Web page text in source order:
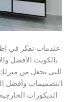
عندمات تفكر في
بالكويت الأفضل
التي تجعل من
التصميمات وأفضل
الديكورات